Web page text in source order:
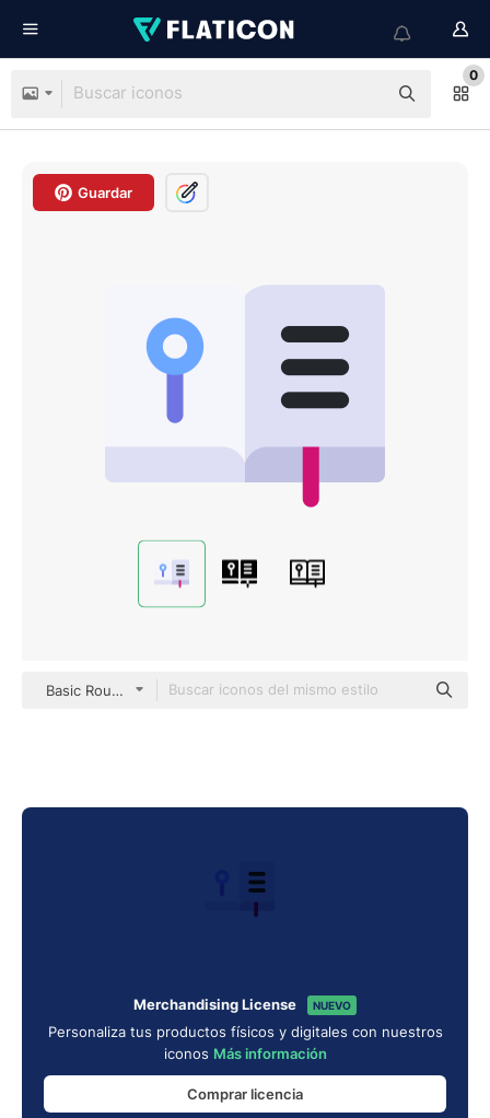
0
Guardar
Basic Rounded Flat
Merchandising License NUEVO
Personaliza tus productos físicos y digitales con nuestros
iconos Más información
Comprar licencia